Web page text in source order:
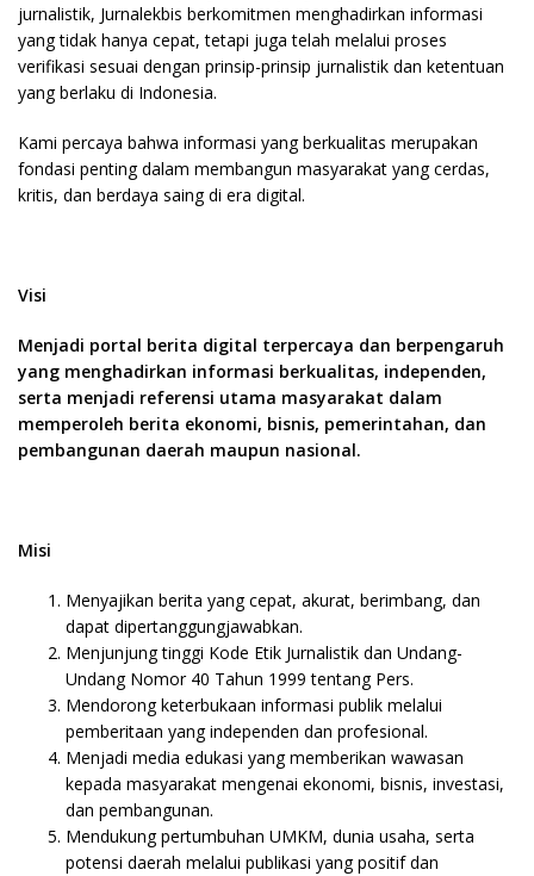
jurnalistik, Jurnalekbis berkomitmen menghadirkan informasi
yang tidak hanya cepat, tetapi juga telah melalui proses
verifikasi sesuai dengan prinsip-prinsip jurnalistik dan ketentuan
yang berlaku di Indonesia.
Kami percaya bahwa informasi yang berkualitas merupakan
fondasi penting dalam membangun masyarakat yang cerdas,
kritis, dan berdaya saing di era digital.
Visi
Menjadi portal berita digital terpercaya dan berpengaruh
yang menghadirkan informasi berkualitas, independen,
serta menjadi referensi utama masyarakat dalam
memperoleh berita ekonomi, bisnis, pemerintahan, dan
pembangunan daerah maupun nasional.
Misi
Menyajikan berita yang cepat, akurat, berimbang, dan
dapat dipertanggungjawabkan.
Menjunjung tinggi Kode Etik Jurnalistik dan Undang-
Undang Nomor 40 Tahun 1999 tentang Pers.
Mendorong keterbukaan informasi publik melalui
pemberitaan yang independen dan profesional.
Menjadi media edukasi yang memberikan wawasan
kepada masyarakat mengenai ekonomi, bisnis, investasi,
dan pembangunan.
Mendukung pertumbuhan UMKM, dunia usaha, serta
potensi daerah melalui publikasi yang positif dan